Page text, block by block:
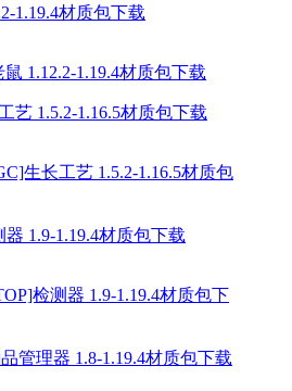
1.19.4材质包下载
艺 1.5.2-1.16.5材质包下载
1.9-1.19.4材质包下载
管理器 1.8-1.19.4材质包下载